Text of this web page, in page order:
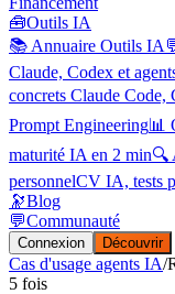
🧰Outils IA
📚 Annuaire Outils IA
Claude, Codex et
concrets Claude Code,
Prompt Engineering📊
maturité IA en 2 min🔍
personnelCV IA, tests
🔭Blog
💬Communauté
Connexion Découvrir
Cas d'usage agents IA/
5 fois